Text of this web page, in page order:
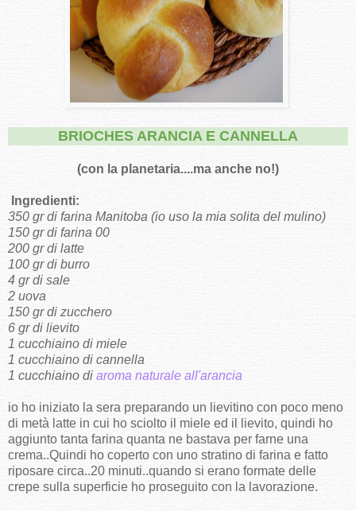
BRIOCHES ARANCIA E CANNELLA
(con la planetaria....ma anche no!)
Ingredienti:
350 gr di farina Manitoba (io uso la mia solita del mulino)
150 gr di farina 00
200 gr di latte
100 gr di burro
4 gr di sale
2 uova
150 gr di zucchero
6 gr di lievito
1 cucchiaino di miele
1 cucchiaino di cannella
1 cucchiaino di aroma naturale all'arancia
io ho iniziato la sera preparando un lievitino con poco meno
di metà latte in cui ho sciolto il miele ed il lievito, quindi ho
aggiunto tanta farina quanta ne bastava per farne una
crema..Quindi ho coperto con uno stratino di farina e fatto
riposare circa..20 minuti..quando si erano formate delle
crepe sulla superficie ho proseguito con la lavorazione.